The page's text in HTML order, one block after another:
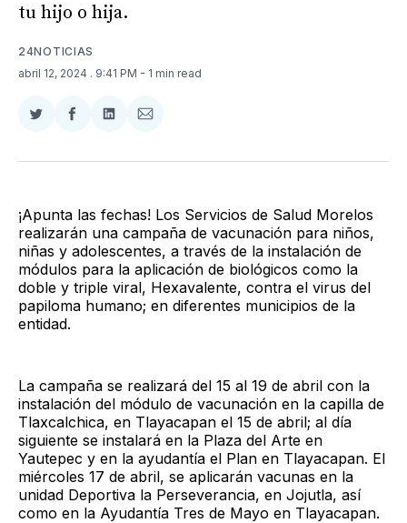
tu hijo o hija.
24NOTICIAS
abril 12, 2024 . 9:41 PM - 1 min read
Compartir
Twitter
Compartir
Facebook
Compartir
LinkedIn
Compartir
Email
¡Apunta las fechas! Los Servicios de Salud Morelos
realizarán una campaña de vacunación para niños,
niñas y adolescentes, a través de la instalación de
módulos para la aplicación de biológicos como la
doble y triple viral, Hexavalente, contra el virus del
papiloma humano; en diferentes municipios de la
entidad.
La campaña se realizará del 15 al 19 de abril con la
instalación del módulo de vacunación en la capilla de
Tlaxcalchica, en Tlayacapan el 15 de abril; al día
siguiente se instalará en la Plaza del Arte en
Yautepec y en la ayudantía el Plan en Tlayacapan. El
miércoles 17 de abril, se aplicarán vacunas en la
unidad Deportiva la Perseverancia, en Jojutla, así
como en la Ayudantía Tres de Mayo en Tlayacapan.